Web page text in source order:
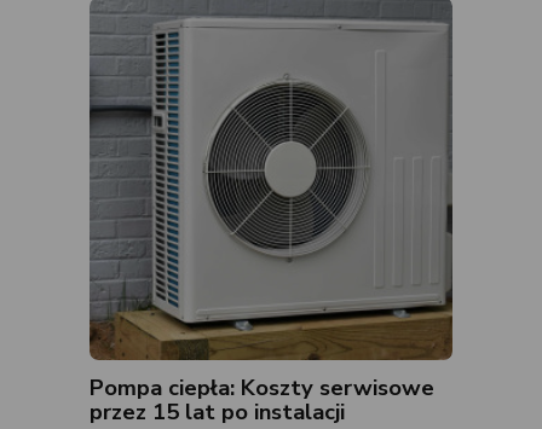
Pompa ciepła: Koszty serwisowe
przez 15 lat po instalacji